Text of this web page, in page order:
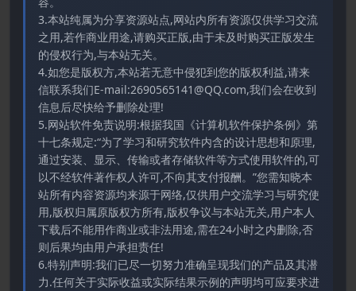
3.本站纯属为分享资源站点,网站内所有资源仅供学习交流
之用,若作商业用途,请购买正版,由于未及时购买正版发生
的侵权行为,与本站无关。
4.如您是版权方,本站若无意中侵犯到您的版权利益,请来
信联系我们E-mail:2690565141@QQ.com,我们会在收到
信息后尽快给予删除处理!
5.网站软件免责说明:根据我国《计算机软件保护条例》第
十七条规定:“为了学习和研究软件内含的设计思想和原理,
通过安装、显示、传输或者存储软件等方式使用软件的,可
以不经软件著作权人许可,不向其支付报酬。”您需知晓本
站所有内容资源均来源于网络,仅供用户交流学习与研究使
用,版权归属原版权方所有,版权争议与本站无关,用户本人
下载后不能用作商业或非法用途,需在24小时之内删除,否
则后果均由用户承担责任!
6.特别声明:我们已尽一切努力准确呈现我们的产品及其潜
力.任何关于实际收益或实际结果示例的声明均可应要求进